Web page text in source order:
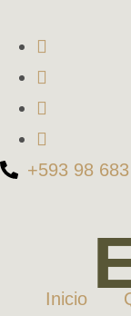
+593 98
Inicio